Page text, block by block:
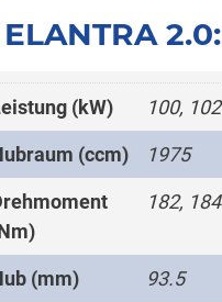
2.0:
(kW) 100, 102
(ccm) 1975
182, 184
(mm) 93.5